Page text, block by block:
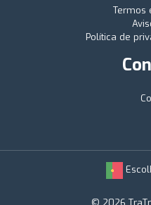
Termos
Política de
© 2026